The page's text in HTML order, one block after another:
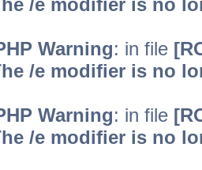
/e modifier is no
Warning: in file
/e modifier is no
Warning: in file
/e modifier is no